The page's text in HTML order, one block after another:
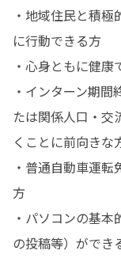
・地域住民と積
に行動できる方
・心身ともに健
・インターン期
たは関係人口・交
くことに前向きな
・普通自動車運
方
・パソコンの基
の投稿等）ができ